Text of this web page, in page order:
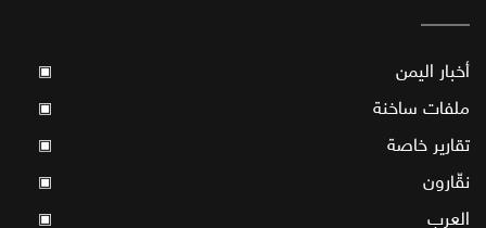
أخبار اليمن ▣
ملفات ساخنة ▣
تقارير خاصة ▣
نقّارون ▣
العرب ▣